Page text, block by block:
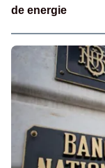
de energie